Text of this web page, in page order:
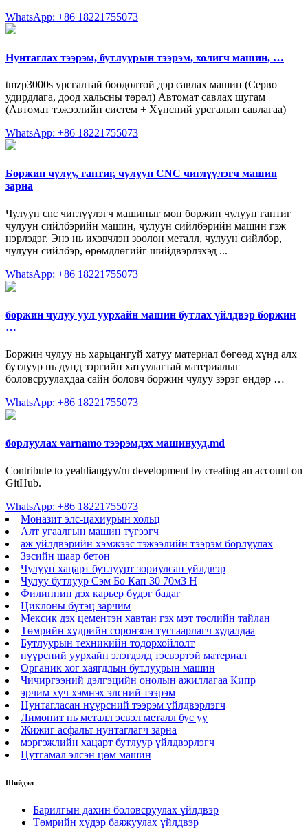
WhatsApp: +86 18221755073
Нунтаглах тээрэм, бутлуурын тээрэм, холигч машин, …
tmzp3000s урсгалтай боодолтой дэр савлах машин (Серво
удирдлага, доод хальсны төрөл) Автомат савлах шугам
(Автомат тэжээлийн систем + Хүнсний урсгалын савлагаа)
WhatsApp: +86 18221755073
Боржин чулуу, гантиг, чулуун CNC чиглүүлэгч машин
зарна
Чулуун cnc чиглүүлэгч машиныг мөн боржин чулуун гантиг
чулуун сийлбэрийн машин, чулуун сийлбэрийн машин гэж
нэрлэдэг. Энэ нь ихэвчлэн зөөлөн металл, чулуун сийлбэр,
чулуун сийлбэр, өрөмдлөгийг шийдвэрлэхэд ...
WhatsApp: +86 18221755073
боржин чулуу уул уурхайн машин бутлах үйлдвэр боржин
…
Боржин чулуу нь харьцангуй хатуу материал бөгөөд хүнд алх
бутлуур нь дунд зэргийн хатуулагтай материалыг
боловсруулахдаа сайн боловч боржин чулуу зэрэг өндөр …
WhatsApp: +86 18221755073
борлуулах varnamo тээрэмдэх машинууд.md
Contribute to yeahliangyy/ru development by creating an account on
GitHub.
WhatsApp: +86 18221755073
Моназит элс-цахиурын хольц
Алт угаалгын машин түгээгч
аж үйлдвэрийн хэмжээс тэжээлийн тээрэм борлуулах
Зэсийн шаар бетон
Чулуун хацарт бутлуурт зориулсан үйлдвэр
Чулуу бутлуур Сэм Бо Кап 30 70м3 H
Филиппин дэх карьер бүдэг бадаг
Циклоны бүтэц зарчим
Мексик дэх цементэн хавтан гэх мэт төслийн тайлан
Төмрийн хүдрийн соронзон тусгаарлагч худалдаа
Бутлуурын техникийн тодорхойлолт
нүүрсний уурхайн элэгдэлд тэсвэртэй материал
Органик хог хаягдлын бутлуурын машин
Чичиргээний дэлгэцийн онолын ажиллагаа Кипр
эрчим хүч хэмнэх элсний тээрэм
Нунтагласан нүүрсний тээрэм үйлдвэрлэгч
Лимонит нь металл эсвэл металл бус уу
Жижиг асфальт нунтаглагч зарна
мэргэжлийн хацарт бутлуур үйлдвэрлэгч
Цутгамал элсэн цөм машин
Шийдэл
Барилгын дахин боловсруулах үйлдвэр
Төмрийн хүдэр баяжуулах үйлдвэр